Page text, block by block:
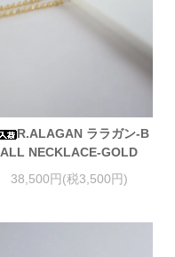
R.ALAGAN ララガン-B
ALL NECKLACE-GOLD
38,500円(税3,500円)